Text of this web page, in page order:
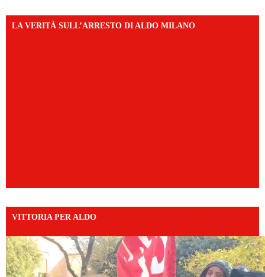
LA VERITÀ SULL’ARRESTO DI ALDO MILANO
VITTORIA PER ALDO